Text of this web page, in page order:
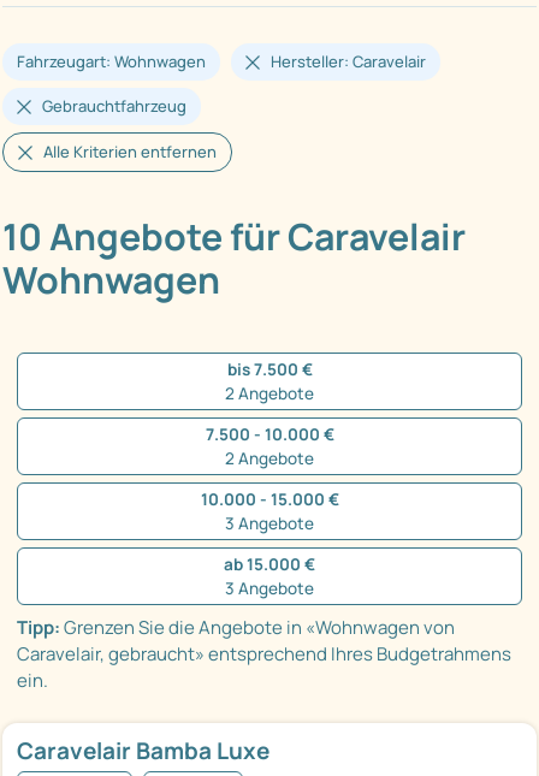
Fahrzeugart: Wohnwagen Hersteller: Caravelair
Gebrauchtfahrzeug
Alle Kriterien entfernen
10 Angebote für Caravelair
Wohnwagen
bis 7.500 €
2 Angebote
7.500 - 10.000 €
2 Angebote
10.000 - 15.000 €
3 Angebote
ab 15.000 €
3 Angebote
Tipp:Grenzen Sie die Angebote in «Wohnwagen von
Caravelair, gebraucht» entsprechend Ihres Budgetrahmens
ein.
Caravelair Bamba Luxe